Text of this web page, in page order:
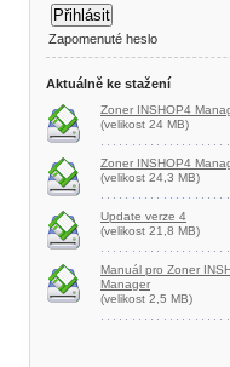
Zapomenuté heslo
Aktuálně ke stažení
Zoner INSHOP4
(velikost 24 MB)
Zoner INSHOP4
(velikost 24,3 MB)
Update verze 4
(velikost 21,8 MB)
Manuál pro Zoner
Manager
(velikost 2,5 MB)